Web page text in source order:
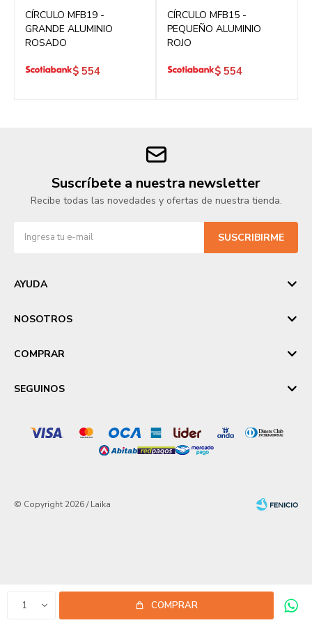
1 COMPRAR
CÍRCULO MFB19 -
GRANDE ALUMINIO
ROSADO
$ 554
CÍRCULO MFB15 -
PEQUEÑO ALUMINIO
ROJO
$ 554
Suscríbete a nuestra newsletter
Recibe todas las novedades y ofertas de nuestra tienda.
SUSCRIBIRME
AYUDA
NOSOTROS
COMPRAR
SEGUINOS
© Copyright 2026 / Laika